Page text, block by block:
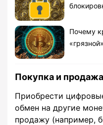
Почему
Покупка и
Приобрести
обмен на другие
продажу (например,